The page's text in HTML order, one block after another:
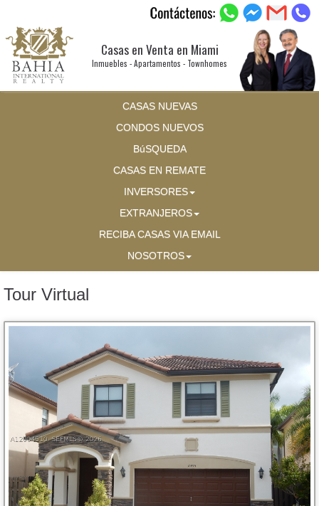
Casas en Venta en Miami
Inmuebles - Apartamentos - Townhomes
CASAS NUEVAS
CONDOS NUEVOS
BúSQUEDA
CASAS EN REMATE
INVERSORES
EXTRANJEROS
RECIBA CASAS VIA EMAIL
NOSOTROS
Tour Virtual